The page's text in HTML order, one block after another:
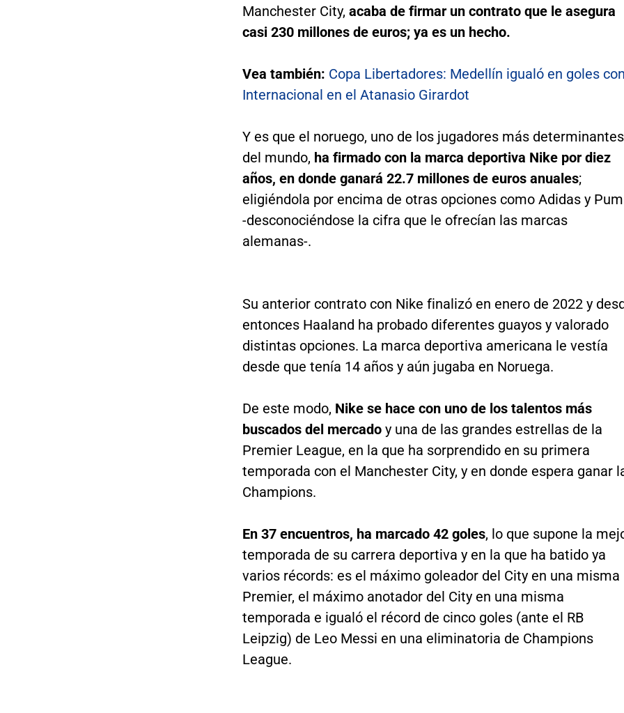
Manchester City, acaba de firmar un contrato que le asegura
casi 230 millones de euros; ya es un hecho.
Vea también: Copa Libertadores: Medellín igualó en goles
Internacional en el Atanasio Girardot
Y es que el noruego, uno de los jugadores más determinantes
del mundo, ha firmado con la marca deportiva Nike por diez
años, en donde ganará 22.7 millones de euros anuales;
eligiéndola por encima de otras opciones como Adidas y
-desconociéndose la cifra que le ofrecían las marcas
alemanas-.
Su anterior contrato con Nike finalizó en enero de 2022 y
entonces Haaland ha probado diferentes guayos y valorado
distintas opciones. La marca deportiva americana le vestía
desde que tenía 14 años y aún jugaba en Noruega.
De este modo, Nike se hace con uno de los talentos más
buscados del mercado y una de las grandes estrellas de la
Premier League, en la que ha sorprendido en su primera
temporada con el Manchester City, y en donde espera ganar
Champions.
En 37 encuentros, ha marcado 42 goles, lo que supone la
temporada de su carrera deportiva y en la que ha batido ya
varios récords: es el máximo goleador del City en una misma
Premier, el máximo anotador del City en una misma
temporada e igualó el récord de cinco goles (ante el RB
Leipzig) de Leo Messi en una eliminatoria de Champions
League.